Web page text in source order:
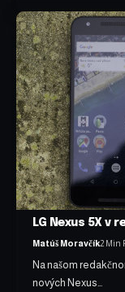
LG Nexus 5X v
Matúš Moravčík2 Min
Na našom
nových Nexus…